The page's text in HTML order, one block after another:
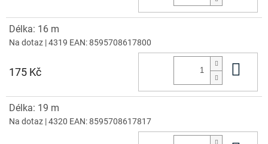
Délka: 16 m
Na dotaz | 4319 EAN:8595708617800
175 Kč
Délka: 19 m
Na dotaz | 4320 EAN:8595708617817